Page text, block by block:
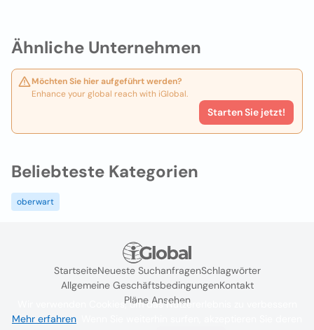
Ähnliche Unternehmen
Möchten Sie hier aufgeführt werden?
Enhance your global reach with iGlobal.
Starten Sie jetzt!
Beliebteste Kategorien
oberwart
StartseiteNeueste SuchanfragenSchlagwörter
Allgemeine GeschäftsbedingungenKontakt
Pläne Ansehen
Wir verwenden Cookies, um das Nutzererlebnis zu verbessern
Mehr erfahren